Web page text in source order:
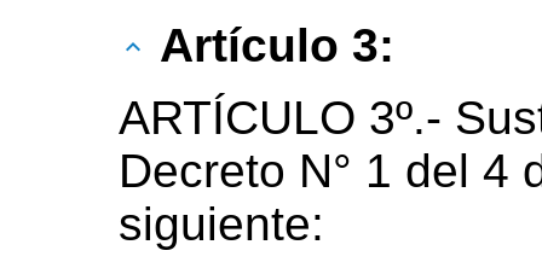
Artículo 3:
ARTÍCULO 3º.-
Decreto N° 1 del 4
siguiente: